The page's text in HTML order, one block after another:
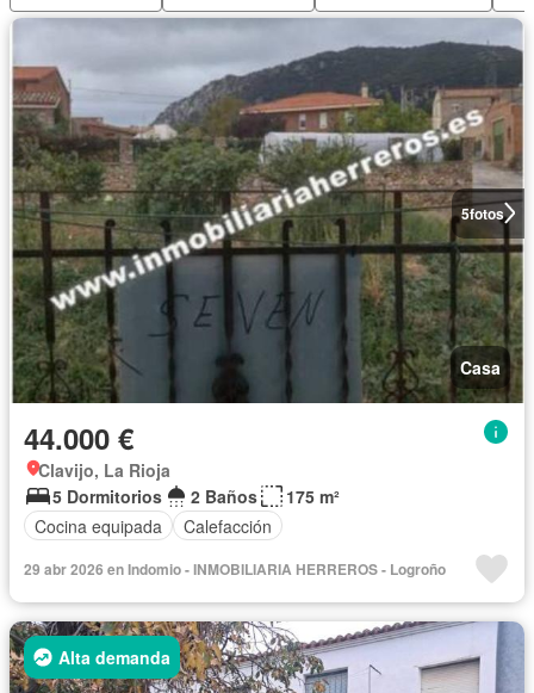
5fotos
Casa
44.000 €
Clavijo, La Rioja
5 Dormitorios
2 Baños
175 m²
Cocina equipada
Calefacción
29 abr 2026 en Indomio - INMOBILIARIA HERREROS - Logroño
Alta demanda